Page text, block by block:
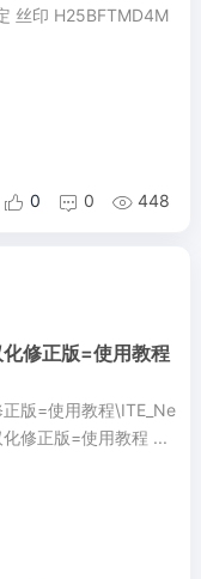
丝印 H25BFTMD4M
 0  0  448
修正版=使用教程
版=使用教程\ITE_Ne
修正版=使用教程 ...